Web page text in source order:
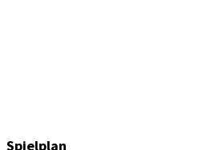
Spielplan